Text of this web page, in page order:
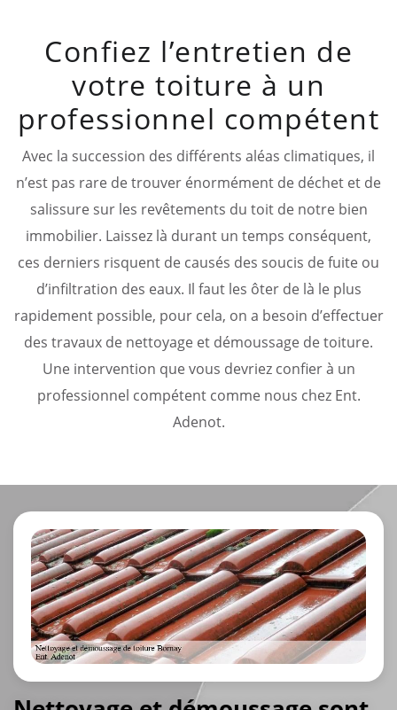
Confiez l’entretien de
votre toiture à un
professionnel compétent
Avec la succession des différents aléas climatiques, il
n’est pas rare de trouver énormément de déchet et de
salissure sur les revêtements du toit de notre bien
immobilier. Laissez là durant un temps conséquent,
ces derniers risquent de causés des soucis de fuite ou
d’infiltration des eaux. Il faut les ôter de là le plus
rapidement possible, pour cela, on a besoin d’effectuer
des travaux de nettoyage et démoussage de toiture.
Une intervention que vous devriez confier à un
professionnel compétent comme nous chez Ent.
Adenot.